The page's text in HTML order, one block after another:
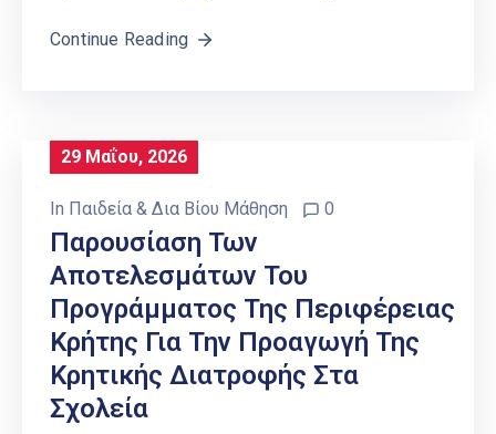
Continue Reading
29 Μαΐου, 2026
In Παιδεία & Δια Βίου Μάθηση 0
Παρουσίαση Των
Αποτελεσμάτων Του
Προγράμματος Της Περιφέρειας
Κρήτης Για Την Προαγωγή Της
Κρητικής Διατροφής Στα
Σχολεία